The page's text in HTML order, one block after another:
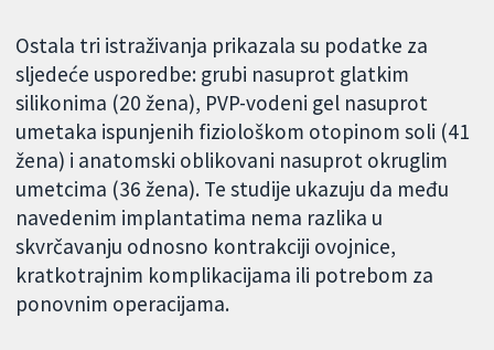
Ostala tri istraživanja prikazala su podatke za
sljedeće usporedbe: grubi nasuprot glatkim
silikonima (20 žena), PVP-vodeni gel nasuprot
umetaka ispunjenih fiziološkom otopinom soli (41
žena) i anatomski oblikovani nasuprot okruglim
umetcima (36 žena). Te studije ukazuju da među
navedenim implantatima nema razlika u
skvrčavanju odnosno kontrakciji ovojnice,
kratkotrajnim komplikacijama ili potrebom za
ponovnim operacijama.